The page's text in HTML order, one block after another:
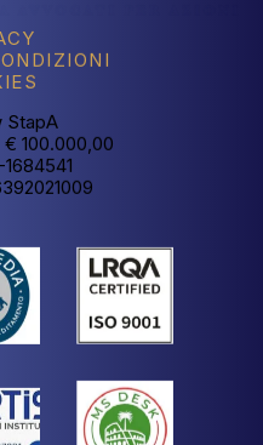
StapA
€ 100.000,00